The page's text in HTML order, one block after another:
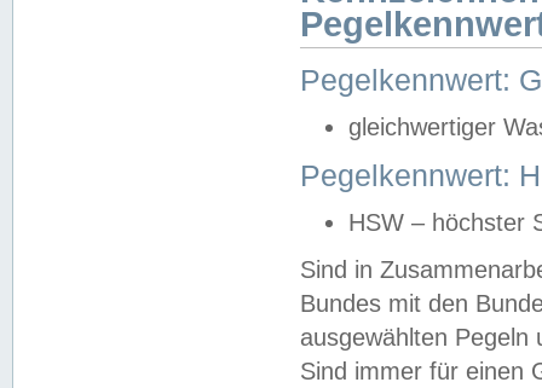
Pegelkennwert:
gleichwertiger
Pegelkennwert:
HSW – höchster
Sind in
Bundes mit den
ausgewählten
Sind immer für einen